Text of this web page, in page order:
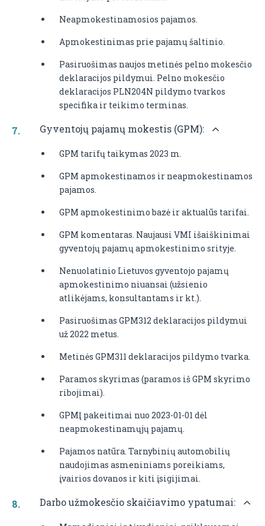
Neapmokestinamosios pajamos.
Apmokestinimas prie pajamų šaltinio.
Pasiruošimas naujos metinės pelno mokesčio
deklaracijos pildymui. Pelno mokesčio
deklaracijos PLN204N pildymo tvarkos
specifika ir teikimo terminas.
Gyventojų pajamų mokestis (GPM):
GPM tarifų taikymas 2023 m.
GPM apmokestinamos ir neapmokestinamos
pajamos.
GPM apmokestinimo bazė ir aktualūs tarifai.
GPM komentaras. Naujausi VMI išaiškinimai
gyventojų pajamų apmokestinimo srityje.
Nenuolatinio Lietuvos gyventojo pajamų
apmokestinimo niuansai (užsienio
atlikėjams, konsultantams ir kt.).
Pasiruošimas GPM312 deklaracijos pildymui
už 2022 metus.
Metinės GPM311 deklaracijos pildymo tvarka.
Paramos skyrimas (paramos iš GPM skyrimo
ribojimai).
GPMĮ pakeitimai nuo 2023-01-01 dėl
neapmokestinamųjų pajamų.
Pajamos natūra. Tarnybinių automobilių
naudojimas asmeniniams poreikiams,
įvairios dovanos ir kiti įsigijimai.
Darbo užmokesčio skaičiavimo ypatumai: